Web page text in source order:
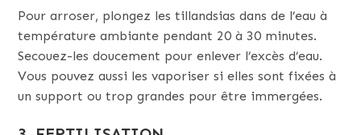
Pour arroser, plongez les tillandsias dans de l’eau à
température ambiante pendant 20 à 30 minutes.
Secouez-les doucement pour enlever l’excès d’eau.
Vous pouvez aussi les vaporiser si elles sont fixées à
un support ou trop grandes pour être immergées.